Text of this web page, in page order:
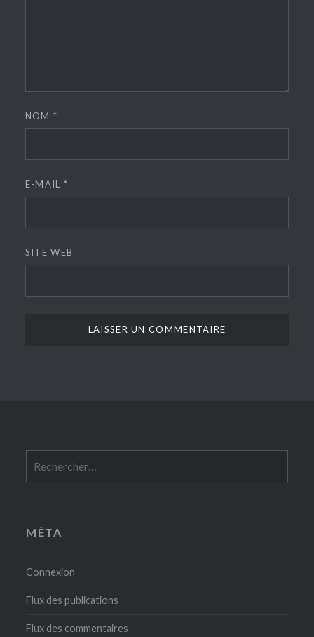
NOM*
E-MAIL *
SITE WEB
MÉTA
Connexion
Flux des publications
Flux des commentaires